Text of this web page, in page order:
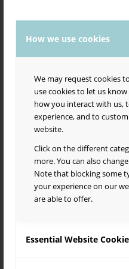
How we use cookies
We may request cookies
use cookies to let us
how you interact with us,
experience, and to
website.
Click on the different
more. You can also
Note that blocking some
your experience on our
are able to offer.
Essential Website
mahdollisia).
Vielä pieni knoppitieto
lempinimi Sabor tarkoittaa
nautinto kaikilla mausteilla.
Tervetuloa mukaan
Saborin 20 toimintavuoden
Pääkaupunkiseudulla on
reilun 10 vuotta Sabor tarjosi
“Alppilassa” kuin muissakin
kymmenen vuoden aikana
muiden toimijoiden määrä on
toimintatavoilla, rakkaudesta